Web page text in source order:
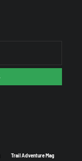
Trail Adventure Mag